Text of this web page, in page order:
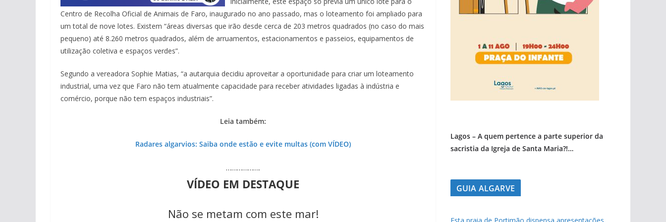
pub
Centro de Recolha Oficial de Animais de Faro, inaugurado no ano passado, mas o loteamento foi ampliado para
um total de nove lotes. Existem “áreas diversas que irão desde cerca de 203 metros quadrados (no caso do mais
pequeno) até 8.260 metros quadrados, além de arruamentos, estacionamentos e passeios, equipamentos de
utilização coletiva e espaços verdes”.
Segundo a vereadora Sophie Matias, “a autarquia decidiu aproveitar a oportunidade para criar um loteamento
industrial, uma vez que Faro não tem atualmente capacidade para receber atividades ligadas à indústria e
comércio, porque não tem espaços industriais”.
Leia também:
Radares algarvios: Saiba onde estão e evite multas (com VÍDEO)
……………….
VÍDEO EM DESTAQUE
Não se metam com este mar!
Lagos – A quem pertence a parte superior da
sacristia da Igreja de Santa Maria?!…
GUIA ALGARVE